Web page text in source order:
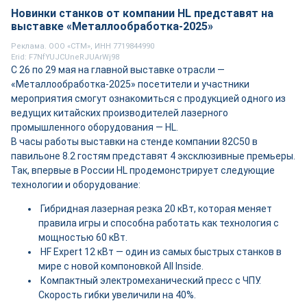
Новинки станков от компании HL представят на
выставке «Металлообработка-2025»
Реклама. ООО «СТМ», ИНН 7719844990
Erid: F7NfYUJCUneRJUArWj98
С 26 по 29 мая на главной выставке отрасли —
«Металлообработка-2025» посетители и участники
мероприятия смогут ознакомиться с продукцией одного из
ведущих китайских производителей лазерного
промышленного оборудования — HL.
В часы работы выставки на стенде компании 82С50 в
павильоне 8.2 гостям представят 4 эксклюзивные премьеры.
Так, впервые в России HL продемонстрирует следующие
технологии и оборудование:
Гибридная лазерная резка 20 кВт, которая меняет
правила игры и способна работать как технология с
мощностью 60 кВт.
HF Expert 12 кВт — один из самых быстрых станков в
мире с новой компоновкой All Inside.
Компактный электромеханический пресс с ЧПУ.
Скорость гибки увеличили на 40%.